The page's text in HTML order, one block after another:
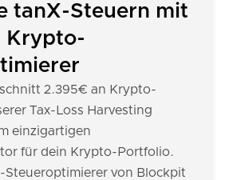
tanX-Steuern mit
Krypto-
2.395€ an Krypto-
Tax-Loss Harvesting
einzigartigen
für dein Krypto-Portfolio.
Steueroptimierer von Blockpit